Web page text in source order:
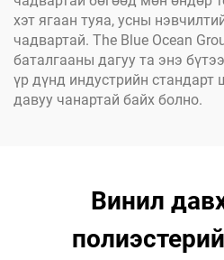
хэт ягаан туяа, усны
чадвартай. The Blue Ocean
баталгааны дагуу та энэ
үр дүнд индустрийн стандарт
давуу чанартай байх болно.
Винил